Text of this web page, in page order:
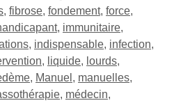
, fibrose, fondement, force,
, immunitaire,
, indispensable, infection,
, liquide, lourds,
, Manuel , manuelles,
, médecin,